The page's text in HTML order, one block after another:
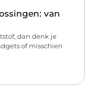
van
dan denk je
of misschien